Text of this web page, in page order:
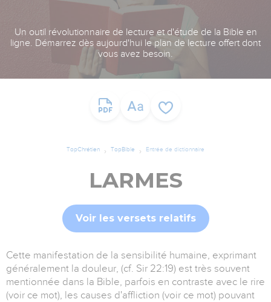
Un outil révolutionnaire de lecture et d'étude de la Bible en
ligne. Démarrez dès aujourd'hui le plan de lecture offert dont
vous avez besoin.
TopChrétien TopBible Entrée de dictionnaire
LARMES
Voir les versets relatifs
Cette manifestation de la sensibilité humaine, exprimant
généralement la douleur, (cf. Sir 22:19) est très souvent
mentionnée dans la Bible, parfois en contraste avec le rire
(voir ce mot), les causes d'affliction (voir ce mot) pouvant